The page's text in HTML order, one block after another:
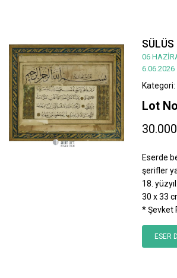
SÜLÜS
06
6.06.2026
Kategori:
Lot
Eserde
şerifler
18. yüzyıl.
30 x 33
* Şevket
ESER